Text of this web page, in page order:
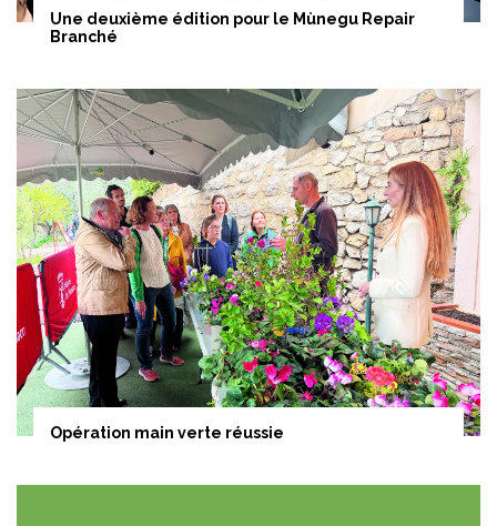
Une deuxième édition pour le Mùnegu Repair
Branché
Opération main verte réussie